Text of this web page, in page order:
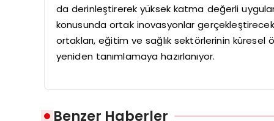
da derinleştirerek yüksek katma değerli
konusunda ortak inovasyonlar
ortakları, eğitim ve sağlık sektörlerinin küresel
yeniden tanımlamaya hazırlanıyor.
Benzer Haberler